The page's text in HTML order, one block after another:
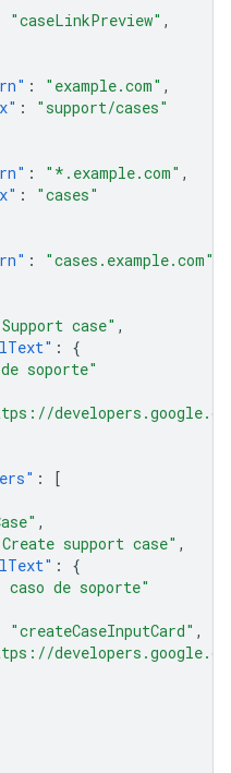
"caseLinkPreview" ,
: "example.com" ,
:
"support/cases"
: "*.example.com" ,
:
"cases"
:
"cases.example.com"
case" ,
:
{
soporte"
:
[
,
support case" ,
:
{
caso de soporte"
"createCaseInputCard" ,